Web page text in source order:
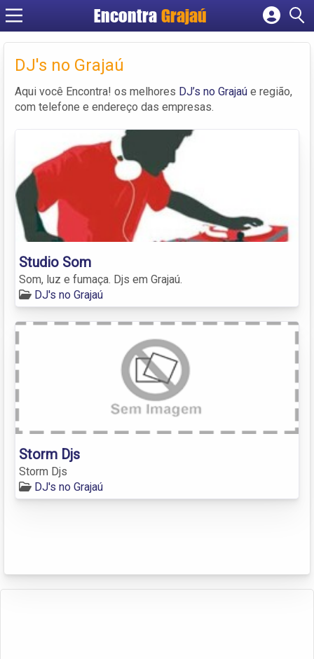
Encontra Grajaú
Cadastrar empresa
DJ's no Grajaú
Aqui você Encontra! os melhores DJ’s no Grajaú e região,
com telefone e endereço das empresas.
Studio Som
Som, luz e fumaça. Djs em Grajaú.
DJ's no Grajaú
Storm Djs
Storm Djs
DJ's no Grajaú